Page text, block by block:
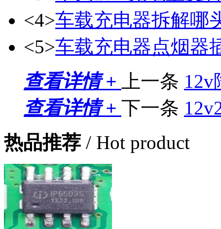
<4>车载充电器拆解哪
<5>车载充电器点烟器
查看详情 +
上一条 12v
查看详情 + 下一条
热品推荐 / Hot product